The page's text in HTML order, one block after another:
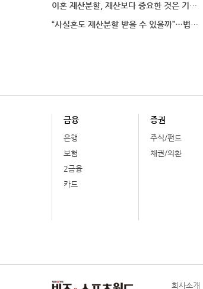
이혼 재산분할, 재산보다 중요한 것은 기여도 입증
“사실혼도 재산분할 받을 수 있을까”…법원이 살펴보는
금융
은행
보험
2금융
카드
증권
주식/펀드
채권/외환
회사소개